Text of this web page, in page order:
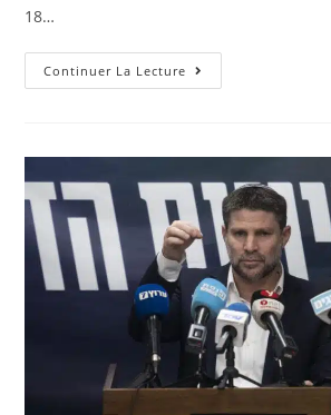
18…
Continuer La Lecture Blast
De
Grand
Port
De
L’Iran
Tue
18,
Blesse
Des
Centaines